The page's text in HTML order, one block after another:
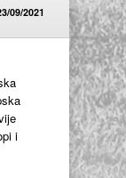
09/2021
i